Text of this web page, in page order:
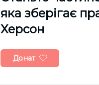
яка зберігає
Херсон
Донат